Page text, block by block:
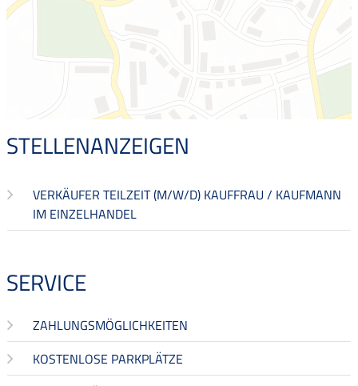
STELLENANZEIGEN
VERKÄUFER TEILZEIT (M/W/D) KAUFFRAU / KAUFMANN
IM EINZELHANDEL
SERVICE
ZAHLUNGSMÖGLICHKEITEN
KOSTENLOSE PARKPLÄTZE